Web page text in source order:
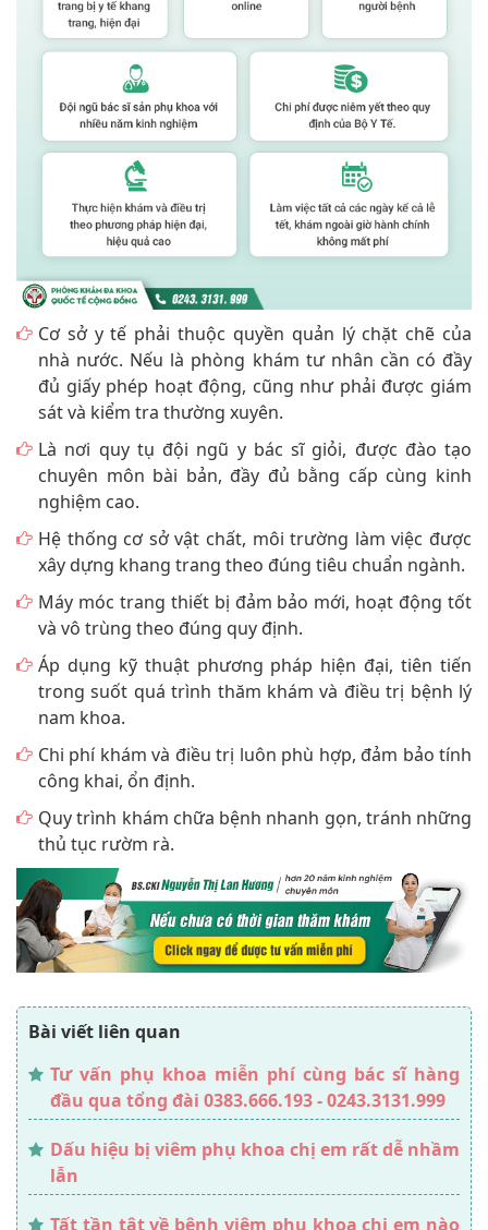
Cơ sở y tế phải thuộc quyền quản lý chặt chẽ của
nhà nước. Nếu là phòng khám tư nhân cần có đầy
đủ giấy phép hoạt động, cũng như phải được giám
sát và kiểm tra thường xuyên.
Là nơi quy tụ đội ngũ y bác sĩ giỏi, được đào tạo
chuyên môn bài bản, đầy đủ bằng cấp cùng kinh
nghiệm cao.
Hệ thống cơ sở vật chất, môi trường làm việc được
xây dựng khang trang theo đúng tiêu chuẩn ngành.
Máy móc trang thiết bị đảm bảo mới, hoạt động tốt
và vô trùng theo đúng quy định.
Áp dụng kỹ thuật phương pháp hiện đại, tiên tiến
trong suốt quá trình thăm khám và điều trị bệnh lý
nam khoa.
Chi phí khám và điều trị luôn phù hợp, đảm bảo tính
công khai, ổn định.
Quy trình khám chữa bệnh nhanh gọn, tránh những
thủ tục rườm rà.
Bài viết liên quan
Tư vấn phụ khoa miễn phí cùng bác sĩ hàng
đầu qua tổng đài 0383.666.193 - 0243.3131.999
Dấu hiệu bị viêm phụ khoa chị em rất dễ nhầm
lẫn
Tất tần tật về bệnh viêm phụ khoa chị em nào